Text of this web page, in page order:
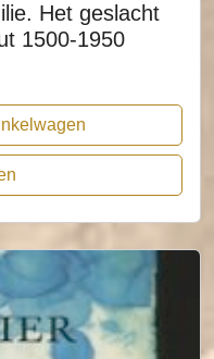
Het geslacht
1500-1950